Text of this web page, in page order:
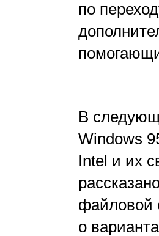
по
В
Windows
Intel и их
файловой
о